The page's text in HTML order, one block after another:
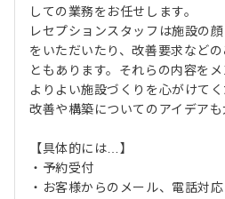
しての業務をお任せします。
レセプションスタッフは施設の
をいただいたり、改善要求など
ともあります。それらの内容を
よりよい施設づくりを心がけて
改善や構築についてのアイデアも
【具体的には…】
・予約受付
・お客様からのメール、電話対応